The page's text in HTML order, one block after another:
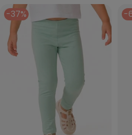
-37%
-